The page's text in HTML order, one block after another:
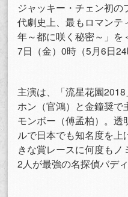
ジャッキー・チェン初
代劇史上、最もロマンテ
年～都に咲く秘密～」を
7日（金）0時（5月6日
主演は、「流星花園
ホン（官鴻）と金鐘奨で
モンボー（傅孟柏）。透
ルで日本でも知名度を
きな賞レースに何度も
2人が最強の名探偵バディ